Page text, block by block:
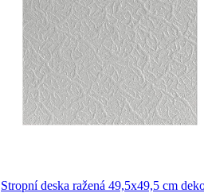
Stropní deska ražená 49,5x49,5 cm